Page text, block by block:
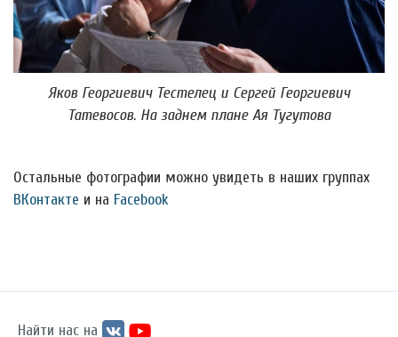
Яков Георгиевич Тестелец и Сергей Георгиевич
Татевосов. На заднем плане Ая Тугутова
Остальные фотографии можно увидеть в наших группах
ВКонтакте и на Facebook
Найти нас на